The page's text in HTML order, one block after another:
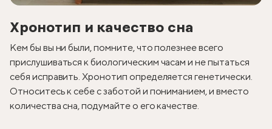
Хронотип и качество сна
Кем бы вы ни были, помните, что полезнее всего
прислушиваться к биологическим часам и не пытаться
себя исправить. Хронотип определяется генетически.
Относитесь к себе с заботой и пониманием, и вместо
количества сна, подумайте о его качестве.